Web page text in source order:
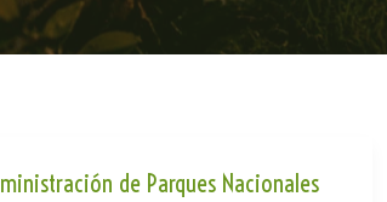
de Parques Nacionales